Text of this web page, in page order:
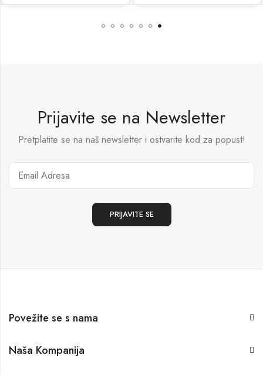
Prijavite se na Newsletter
Pretplatite se na naš newsletter i ostvarite kod za popust!
Povežite se s nama
Naša Kompanija